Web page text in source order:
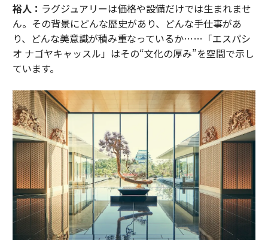
裕人： ラグジュアリーは価格や設備だけでは生まれませ
ん。その背景にどんな歴史があり、どんな手仕事があ
り、どんな美意識が積み重なっているか……「エスパシ
オ ナゴヤキャッスル」はその“文化の厚み”を空間で示し
ています。